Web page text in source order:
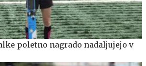
poletno nagrado nadaljujejo v